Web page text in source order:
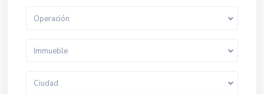
Operación
Immueble
Ciudad